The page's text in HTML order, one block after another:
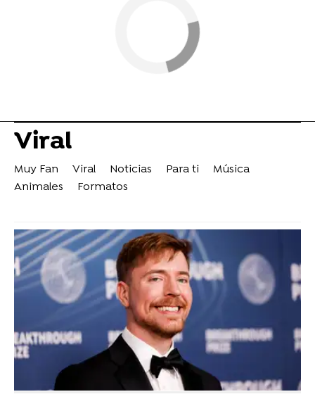
Viral
Muy Fan Viral Noticias Para ti
Música
Animales
Formatos